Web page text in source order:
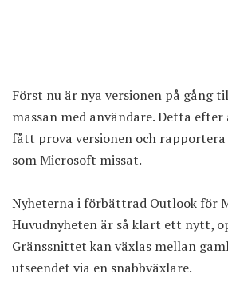
Först nu är nya versionen på gång
massan med användare. Detta
fått prova versionen och
som Microsoft missat.
Nyheterna i förbättrad Outlook för
Huvudnyheten är så klart ett nytt,
Gränssnittet kan växlas mellan
utseendet via en snabbväxlare.